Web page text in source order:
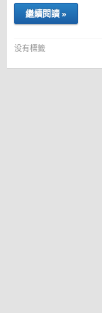
繼續閱讀 »
没有標籤